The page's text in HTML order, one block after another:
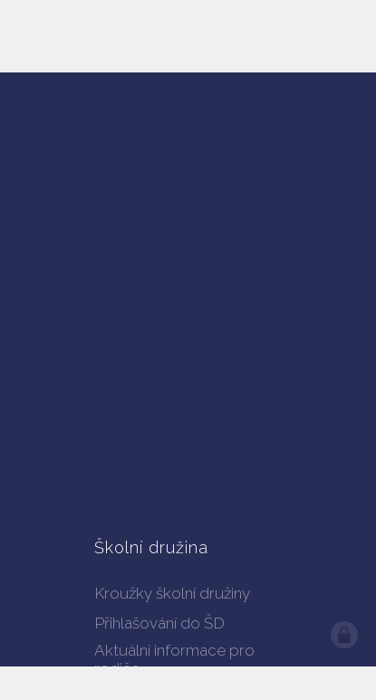
Školní družina
Kroužky školní družiny
Přihlašování do ŠD
Aktuální informace pro
rodiče